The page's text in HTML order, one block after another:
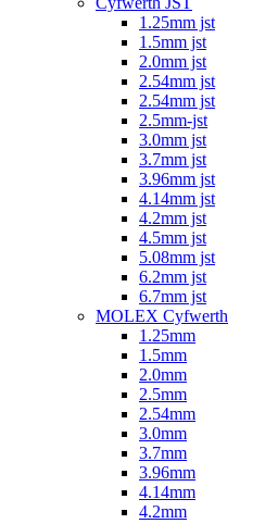
1.25mm jst
1.5mm jst
2.0mm jst
2.54mm jst
2.54mm jst
2.5mm-jst
3.0mm jst
3.7mm jst
3.96mm jst
4.14mm jst
4.2mm jst
4.5mm jst
5.08mm jst
6.2mm jst
6.7mm jst
MOLEX Cyfwerth
1.25mm
1.5mm
2.0mm
2.5mm
2.54mm
3.0mm
3.7mm
3.96mm
4.14mm
4.2mm